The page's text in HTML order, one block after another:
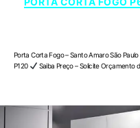
Porta Corta Fogo – Santo Amaro São
P120
Saiba Preço – Solicite Orçamento